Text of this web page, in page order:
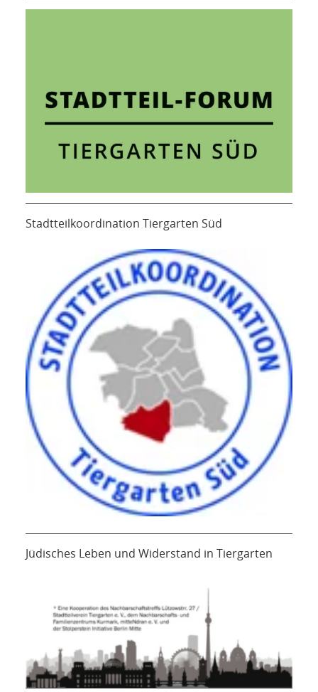
Stadtteilkoordination Tiergarten Süd
Jüdisches Leben und Widerstand in Tiergarten